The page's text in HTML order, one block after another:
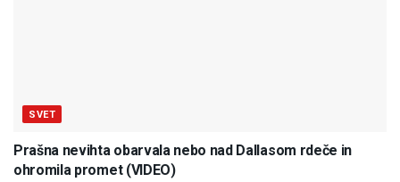
SVET
Prašna nevihta obarvala nebo nad Dallasom rdeče in
ohromila promet (VIDEO)